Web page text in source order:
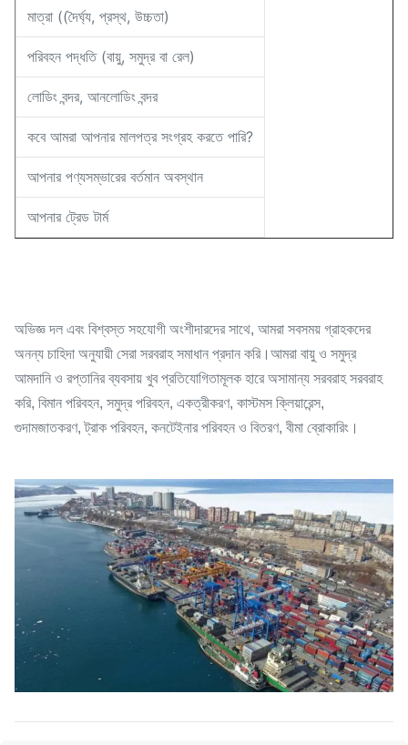
মাত্রা ((দৈর্ঘ্য, প্রস্থ, উচ্চতা)
পরিবহন পদ্ধতি (বায়ু, সমুদ্র বা রেল)
লোডিং বন্দর, আনলোডিং বন্দর
কবে আমরা আপনার মালপত্র সংগ্রহ করতে পারি?
আপনার পণ্যসম্ভারের বর্তমান অবস্থান
আপনার ট্রেড টার্ম
অভিজ্ঞ দল এবং বিশ্বস্ত সহযোগী অংশীদারদের সাথে, আমরা সবসময় গ্রাহকদের
অনন্য চাহিদা অনুযায়ী সেরা সরবরাহ সমাধান প্রদান করি।আমরা বায়ু ও সমুদ্র
আমদানি ও রপ্তানির ব্যবসায় খুব প্রতিযোগিতামূলক হারে অসামান্য সরবরাহ সরবরাহ
করি, বিমান পরিবহন, সমুদ্র পরিবহন, একত্রীকরণ, কাস্টমস ক্লিয়ারেন্স,
গুদামজাতকরণ, ট্রাক পরিবহন, কনটেইনার পরিবহন ও বিতরণ, বীমা ব্রোকারিং।